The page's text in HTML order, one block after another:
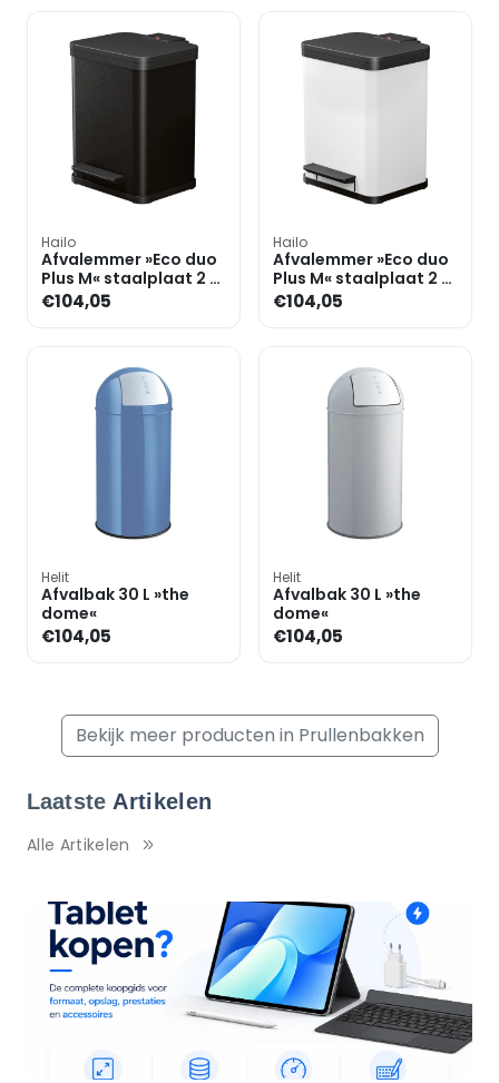
Hailo
Afvalemmer »Eco duo
Plus M« staalplaat 2 x
9 liter
€104,05
Hailo
Afvalemmer »Eco duo
Plus M« staalplaat 2 x
9 liter
€104,05
Helit
Afvalbak 30 L »the
dome«
€104,05
Helit
Afvalbak 30 L »the
dome«
€104,05
Bekijk meer producten in Prullenbakken
Laatste Artikelen
Alle Artikelen